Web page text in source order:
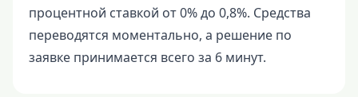
процентной ставкой от 0% до 0,8%. Средства
переводятся моментально, а решение по
заявке принимается всего за 6 минут.